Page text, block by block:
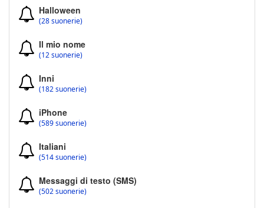
Halloween
(28 suonerie)
Il mio nome
(12 suonerie)
Inni
(182 suonerie)
iPhone
(589 suonerie)
Italiani
(514 suonerie)
Messaggi di testo (SMS)
(502 suonerie)